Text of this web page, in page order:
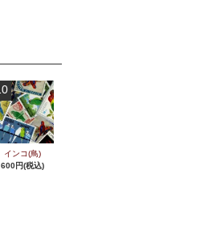
インコ(鳥)
600円(税込)